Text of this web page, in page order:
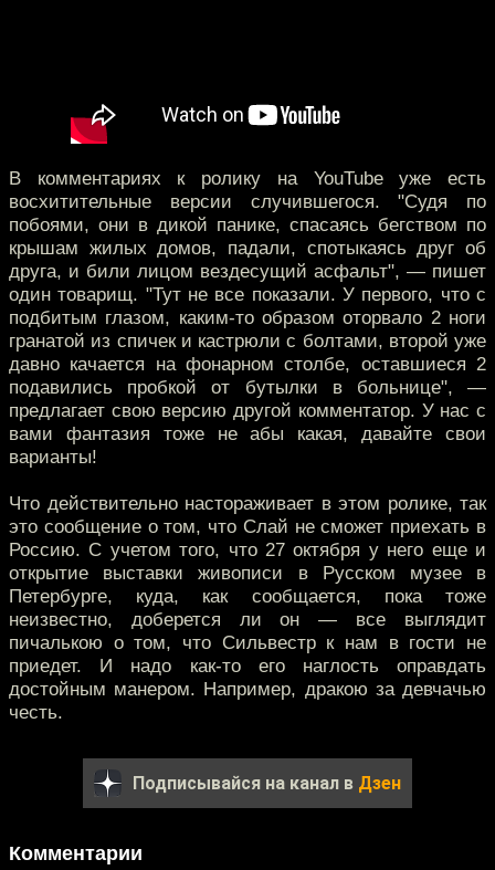
В комментариях к ролику на YouTube уже есть
восхитительные версии случившегося. "Судя по
побоями, они в дикой панике, спасаясь бегством по
крышам жилых домов, падали, спотыкаясь друг об
друга, и били лицом вездесущий асфальт", — пишет
один товарищ. "Тут не все показали. У первого, что с
подбитым глазом, каким-то образом оторвало 2 ноги
гранатой из спичек и кастрюли с болтами, второй уже
давно качается на фонарном столбе, оставшиеся 2
подавились пробкой от бутылки в больнице", —
предлагает свою версию другой комментатор. У нас с
вами фантазия тоже не абы какая, давайте свои
варианты!
Что действительно настораживает в этом ролике, так
это сообщение о том, что Слай не сможет приехать в
Россию. С учетом того, что 27 октября у него еще и
открытие выставки живописи в Русском музее в
Петербурге, куда, как сообщается, пока тоже
неизвестно, доберется ли он — все выглядит
пичалькою о том, что Сильвестр к нам в гости не
приедет. И надо как-то его наглость оправдать
достойным манером. Например, дракою за девчачью
честь.
Подписывайся на канал в Дзен
Комментарии